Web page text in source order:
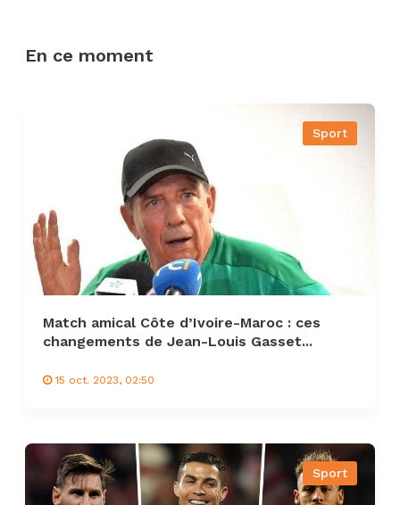
En ce moment
Sport
Match amical Côte d’Ivoire-Maroc : ces
changements de Jean-Louis Gasset...
15 oct. 2023, 02:50
Sport